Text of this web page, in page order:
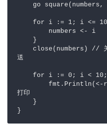
送
打印
}